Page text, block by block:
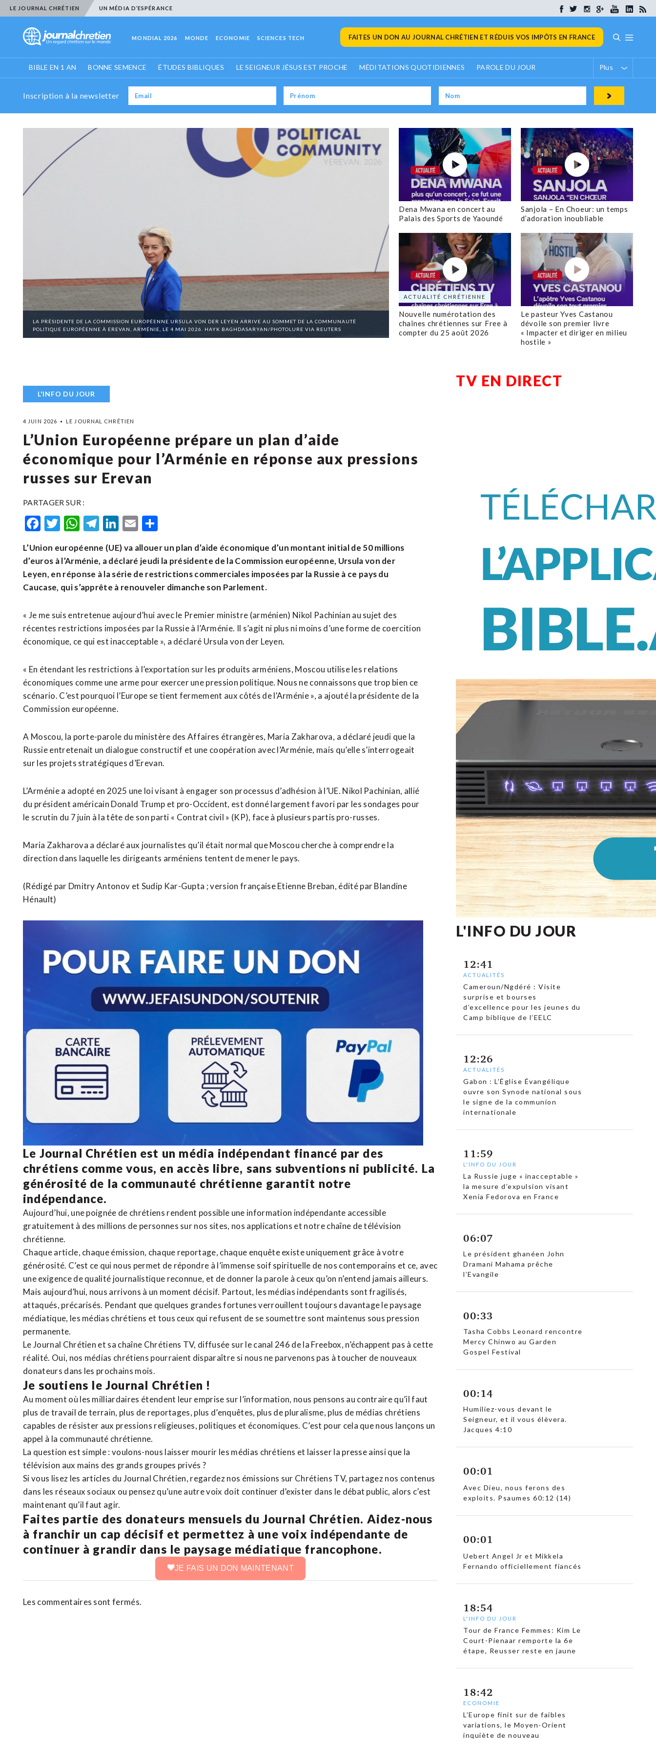
LE JOURNAL CHRÉTIEN UN MÉDIA D’ESPÉRANCE
MONDIAL 2026 MONDE ECONOMIE SCIENCES TECH FAITES UN DON AU JOURNAL CHRÉTIEN ET RÉDUIS VOS IMPÔTS EN FRANCE
BIBLE EN 1 AN BONNE SEMENCE ÉTUDES BIBLIQUES LE SEIGNEUR JÉSUS EST PROCHE MÉDITATIONS QUOTIDIENNES PAROLE DU JOUR Plus
Inscription à la newsletter
LA PRÉSIDENTE DE LA COMMISSION EUROPÉENNE URSULA VON DER LEYEN ARRIVE AU SOMMET DE LA COMMUNAUTÉ
POLITIQUE EUROPÉENNE À EREVAN, ARMÉNIE, LE 4 MAI 2026. HAYK BAGHDASARYAN/PHOTOLURE VIA REUTERS
Dena Mwana en concert au
Palais des Sports de Yaoundé
Sanjola – En Choeur: un temps
d’adoration inoubliable
ACTUALITÉ CHRÉTIENNE
Nouvelle numérotation des
chaînes chrétiennes sur Free à
compter du 25 août 2026
Le pasteur Yves Castanou
dévoile son premier livre
« Impacter et diriger en milieu
hostile »
L'INFO DU JOUR
4 JUIN 2026 LE JOURNAL CHRÉTIEN
L’Union Européenne prépare un plan d’aide
économique pour l’Arménie en réponse aux pressions
russes sur Erevan
PARTAGER SUR :
Facebook
Twitter
WhatsApp
Telegram
LinkedIn
Email
L’Union européenne (UE) va allouer un plan d’aide économique d’un montant initial de 50 millions
d’euros à l’Arménie, a déclaré jeudi la présidente de la Commission européenne, Ursula von der ​
Leyen, ‌en réponse à la série ​de restrictions commerciales ⁠imposées par la Russie à ce pays du
‌Caucase, qui ‌s’apprête à renouveler dimanche son Parlement.
« Je me suis entretenue aujourd’hui avec le Premier ministre (arménien) Nikol Pachinian au sujet des ​
récentes restrictions imposées par la Russie à l’Arménie. Il s’agit ni plus ni moins d’une forme de coercition
économique, ce qui est inacceptable », a déclaré Ursula von der Leyen.
« En étendant les restrictions à l’exportation sur les ⁠produits arméniens, Moscou utilise les relations
économiques comme une ⁠arme pour exercer une pression politique. Nous ne connaissons que trop bien ce
scénario. C’est pourquoi l’Europe se tient fermement aux côtés de l’Arménie », a ajouté la présidente de la
Commission européenne.
A ⁠Moscou, ‌la porte-parole du ministère des Affaires étrangères, Maria Zakharova, ⁠a déclaré jeudi que la
Russie entretenait ​un dialogue ​constructif et une coopération avec l’Arménie, mais qu’elle s’interrogeait
sur les ​projets stratégiques d’Erevan.
L’Arménie a adopté en 2025 une loi visant à engager son processus ‌d’adhésion à ​l’UE. Nikol Pachinian, allié
du président américain Donald Trump et pro-Occident, est ​donné largement favori par les sondages pour
le scrutin du 7 juin à la tête de son parti « Contrat civil » (KP), face à plusieurs partis pro-russes.
Maria Zakharova a déclaré aux journalistes qu’il était normal que Moscou cherche à ⁠comprendre la
direction dans laquelle les dirigeants arméniens tentent de mener le pays.
(Rédigé par Dmitry Antonov ​et Sudip Kar-Gupta ; version française Etienne Breban, ​édité par Blandine
Hénault)
Le Journal Chrétien est un média indépendant financé par des
chrétiens comme vous, en accès libre, sans subventions ni publicité. La
générosité de la communauté chrétienne garantit notre
indépendance.
Aujourd’hui, une poignée de chrétiens rendent possible une information indépendante accessible
gratuitement à des millions de personnes sur nos sites, nos applications et notrechaîne de télévision
chrétienne.
Chaque article, chaque émission, chaque reportage, chaque enquête existe uniquement grâce à votre
générosité. C’est ce qui nous permet de répondre à l’immense soif spirituelle de nos contemporains et ce, avec
une exigence de qualité journalistique reconnue, et de donner la parole à ceux qu’on n’entend jamais ailleurs.
Mais aujourd’hui, nous arrivons à un moment décisif. Partout, les médias indépendants sont fragilisés,
attaqués, précarisés. Pendant que quelques grandes fortunes verrouillent toujours davantage le paysage
médiatique, les médias chrétiens et tous ceux qui refusent de se soumettre sont maintenus sous pression
permanente.
Le Journal Chrétien et sa chaîne Chrétiens TV, diffusée sur le canal 246 de la Freebox, n’échappent pas à cette
réalité. Oui, nos médias chrétiens pourraient disparaître si nous ne parvenons pas à toucher de nouveaux
donateurs dans les prochains mois.
Je soutiens le Journal Chrétien !
Au moment où les milliardaires étendent leur emprise sur l’information, nous pensons au contraire qu’il faut
plus de travail de terrain, plus de reportages, plus d’enquêtes, plus de pluralisme, plus de médias chrétiens
capables de résister aux pressions religieuses, politiques et économiques. C’est pour cela que nous lançons un
appel à la communauté chrétienne.
La question est simple : voulons-nous laisser mourir les médias chrétiens et laisser la presse ainsi que la
télévision aux mains des grands groupes privés ?
Si vous lisez les articles du Journal Chrétien, regardez nos émissions sur Chrétiens TV, partagez nos contenus
dans les réseaux sociaux ou pensez qu’une autre voix doit continuer d’exister dans le débat public, alors c’est
maintenant qu’il faut agir.
Faites partie des donateurs mensuels du Journal Chrétien. Aidez-nous
à franchir un cap décisif et permettez à une voix indépendante de
continuer à grandir dans le paysage médiatique francophone.
JE FAIS UN DON MAINTENANT
Les commentaires sont fermés.
TV EN DIRECT
L'INFO DU JOUR
12:41
ACTUALITÉS
Cameroun/Ngdéré : Visite
surprise et bourses
d’excellence pour les jeunes du
Camp biblique de l’EELC
12:26
ACTUALITÉS
Gabon : L’Église Évangélique
ouvre son Synode national sous
le signe de la communion
internationale
11:59
L'INFO DU JOUR
La Russie juge « inacceptable »
la mesure d’expulsion visant
Xenia Fedorova en France
06:07
Le président ghanéen John
Dramani Mahama prêche
l’Evangile
00:33
Tasha Cobbs Leonard rencontre
Mercy Chinwo au Garden
Gospel Festival
00:14
Humiliez-vous devant le
Seigneur, et il vous élèvera.
Jacques 4:10
00:01
Avec Dieu, nous ferons des
exploits. Psaumes 60:12 (14)
00:01
Uebert Angel Jr et Mikkela
Fernando officiellement fiancés
18:54
L'INFO DU JOUR
Tour de France Femmes: Kim Le
Court-Pienaar remporte la 6e
étape, Reusser reste en jaune
18:42
ECONOMIE
L’Europe finit sur de faibles
variations, le Moyen-Orient
inquiète de nouveau